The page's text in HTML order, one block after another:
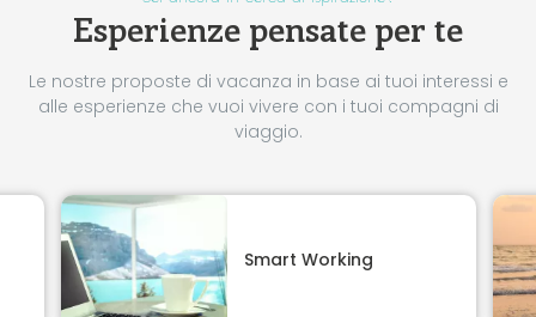
Esperienze pensate per te
Le nostre proposte di vacanza in base ai tuoi interessi e
alle esperienze che vuoi vivere con i tuoi compagni di
viaggio.
Smart Working